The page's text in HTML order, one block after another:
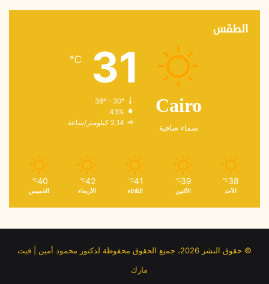
الطقس
Cairo
سماء صافية
31
℃
38º - 30º
43%
2.14 كيلومتر/ساعة
38
℃
الأحد
39
℃
الأثنين
41
℃
الثلاثاء
42
℃
الأربعاء
40
℃
الخميس
© حقوق النشر 2026، جميع الحقوق محفوظة لدكتور محمود أمين | فيت
مارك